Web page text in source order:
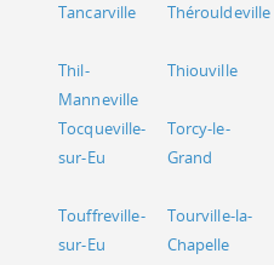
Tancarville
Thérouldeville
Thil-
Manneville
Thiouville
Tocqueville-
sur-Eu
Torcy-le-
Grand
Touffreville-
sur-Eu
Tourville-la-
Chapelle